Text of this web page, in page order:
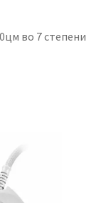
во 7 степени